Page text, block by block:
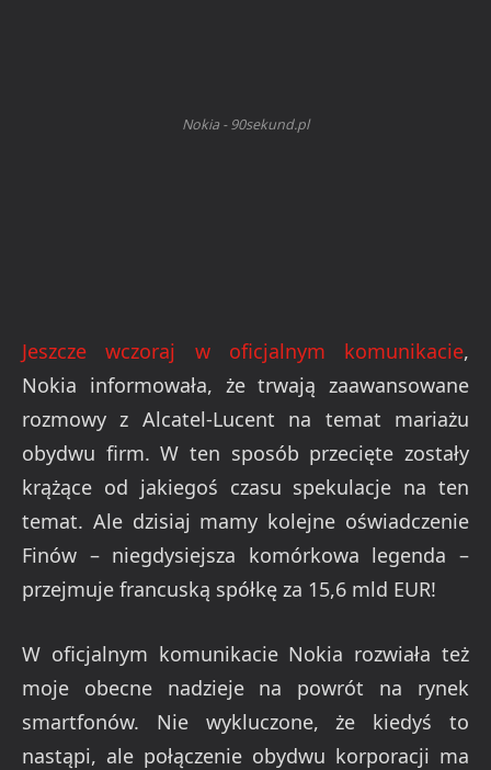
Nokia - 90sekund.pl
Jeszcze wczoraj w oficjalnym komunikacie,
Nokia informowała, że trwają zaawansowane
rozmowy z Alcatel-Lucent na temat mariażu
obydwu firm. W ten sposób przecięte zostały
krążące od jakiegoś czasu spekulacje na ten
temat. Ale dzisiaj mamy kolejne oświadczenie
Finów – niegdysiejsza komórkowa legenda –
przejmuje francuską spółkę za 15,6 mld EUR!
W oficjalnym komunikacie Nokia rozwiała też
moje obecne nadzieje na powrót na rynek
smartfonów. Nie wykluczone, że kiedyś to
nastąpi, ale połączenie obydwu korporacji ma